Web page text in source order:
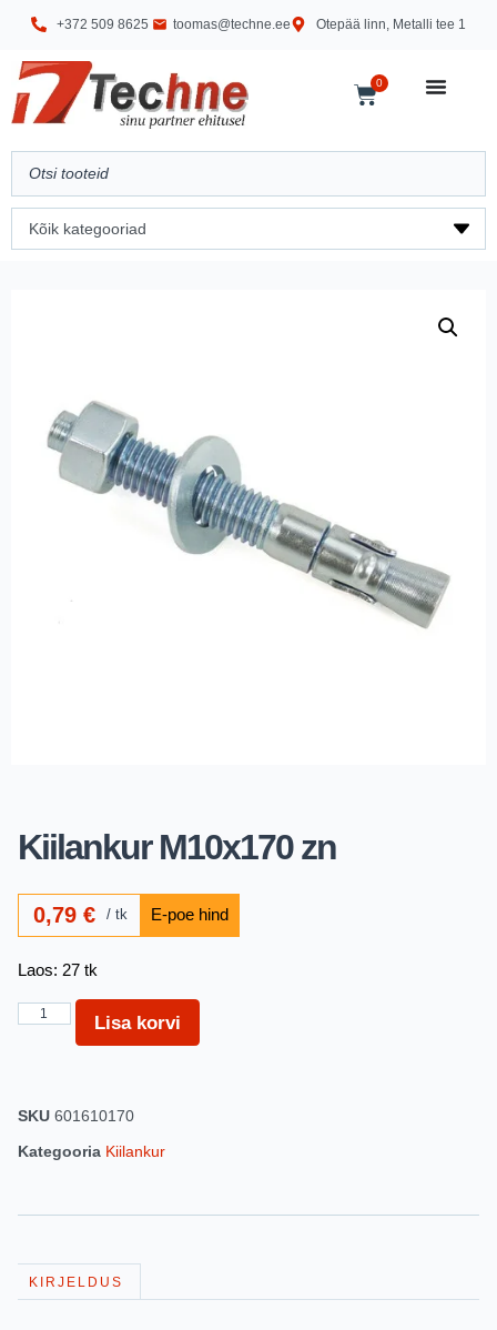
+372 509 8625 toomas@techne.ee Otepää linn, Metalli tee 1
0
Kiilankur M10x170 zn
0,79€ tk
Laos: 27 tk
Lisa korvi
SKU 601610170
Kategooria Kiilankur
KIRJELDUS